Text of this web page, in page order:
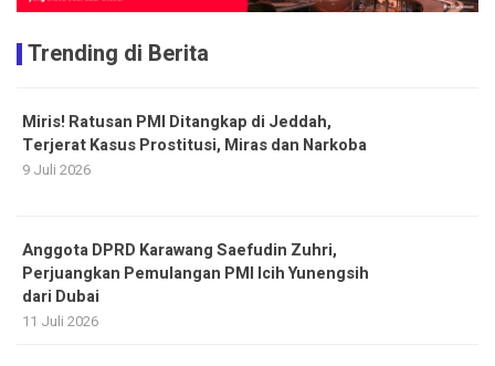
Trending di Berita
Miris! Ratusan PMI Ditangkap di Jeddah,
Terjerat Kasus Prostitusi, Miras dan Narkoba
9 Juli 2026
Anggota DPRD Karawang Saefudin Zuhri,
Perjuangkan Pemulangan PMI Icih Yunengsih
dari Dubai
11 Juli 2026